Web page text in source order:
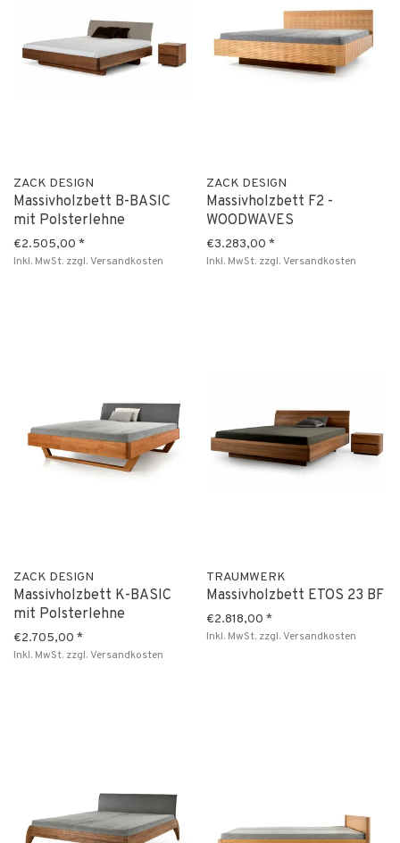
ZACK DESIGN
Massivholzbett B-BASIC
mit Polsterlehne
€2.505,00 *
Inkl. MwSt. zzgl.Versandkosten
ZACK DESIGN
Massivholzbett F2 -
WOODWAVES
€3.283,00 *
Inkl. MwSt. zzgl.Versandkosten
ZACK DESIGN
Massivholzbett K-BASIC
mit Polsterlehne
€2.705,00 *
Inkl. MwSt. zzgl.Versandkosten
TRAUMWERK
Massivholzbett ETOS 23 BF
€2.818,00 *
Inkl. MwSt. zzgl.Versandkosten